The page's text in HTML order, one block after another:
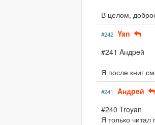
В целом,
#242 Yan
#241 Aндpeй
Я после книг
#241 Aндpeй
#240 Troyan
Я только